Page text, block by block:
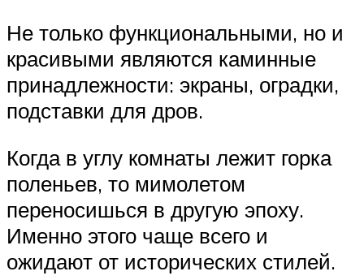
Не только функциональными, но и
красивыми являются каминные
принадлежности: экраны, оградки,
подставки для дров.
Когда в углу комнаты лежит горка
поленьев, то мимолетом
переносишься в другую эпоху.
Именно этого чаще всего и
ожидают от исторических стилей.